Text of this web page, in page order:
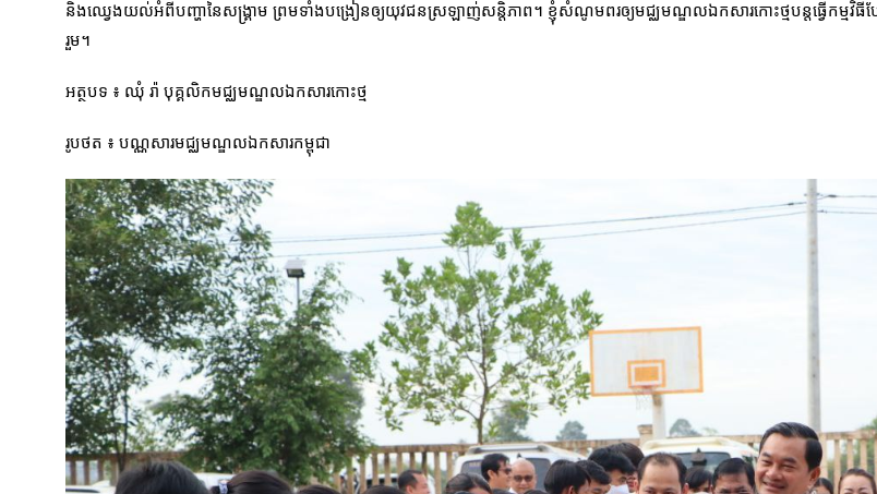
និងឈ្វេងយល់អំពីបញ្ហានៃសង្រ្គាម ព្រមទាំងបង្រៀនឲ្យយុវជនស្រឡាញ់សន្តិភាព។ ខ្ញុំសំណូមពរឲ្យមជ្ឈមណ្ឌលឯកសារកោះថ្មបន្តធ្វើកម្មវិ
រួម។
អត្ថបទ ៖ ឈុំ រ៉ា បុគ្គលិកមជ្ឈមណ្ឌលឯកសារកោះថ្ម
រូបថត ៖ បណ្ណសារមជ្ឈមណ្ឌលឯកសារកម្ពុជា